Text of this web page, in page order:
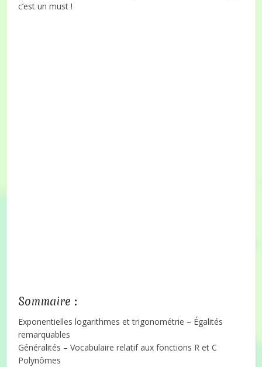
c’est un must !
Sommaire :
Exponentielles logarithmes et trigonométrie – Égalités
remarquables
Généralités – Vocabulaire relatif aux fonctions R et C
Polynômes